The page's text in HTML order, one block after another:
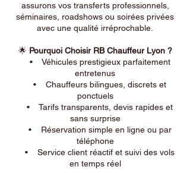
assurons vos transferts professionnels,
séminaires, roadshows ou soirées privées
avec une qualité irréprochable.
🌟 Pourquoi Choisir RB Chauffeur Lyon ?
• Véhicules prestigieux parfaitement
entretenus
• Chauffeurs bilingues, discrets et
ponctuels
• Tarifs transparents, devis rapides et
sans surprise
• Réservation simple en ligne ou par
téléphone
• Service client réactif et suivi des vols
en temps réel